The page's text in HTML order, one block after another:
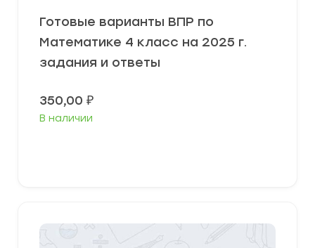
Готовые варианты ВПР по
Математике 4 класс на 2025 г.
задания и ответы
350,00 ₽
В наличии